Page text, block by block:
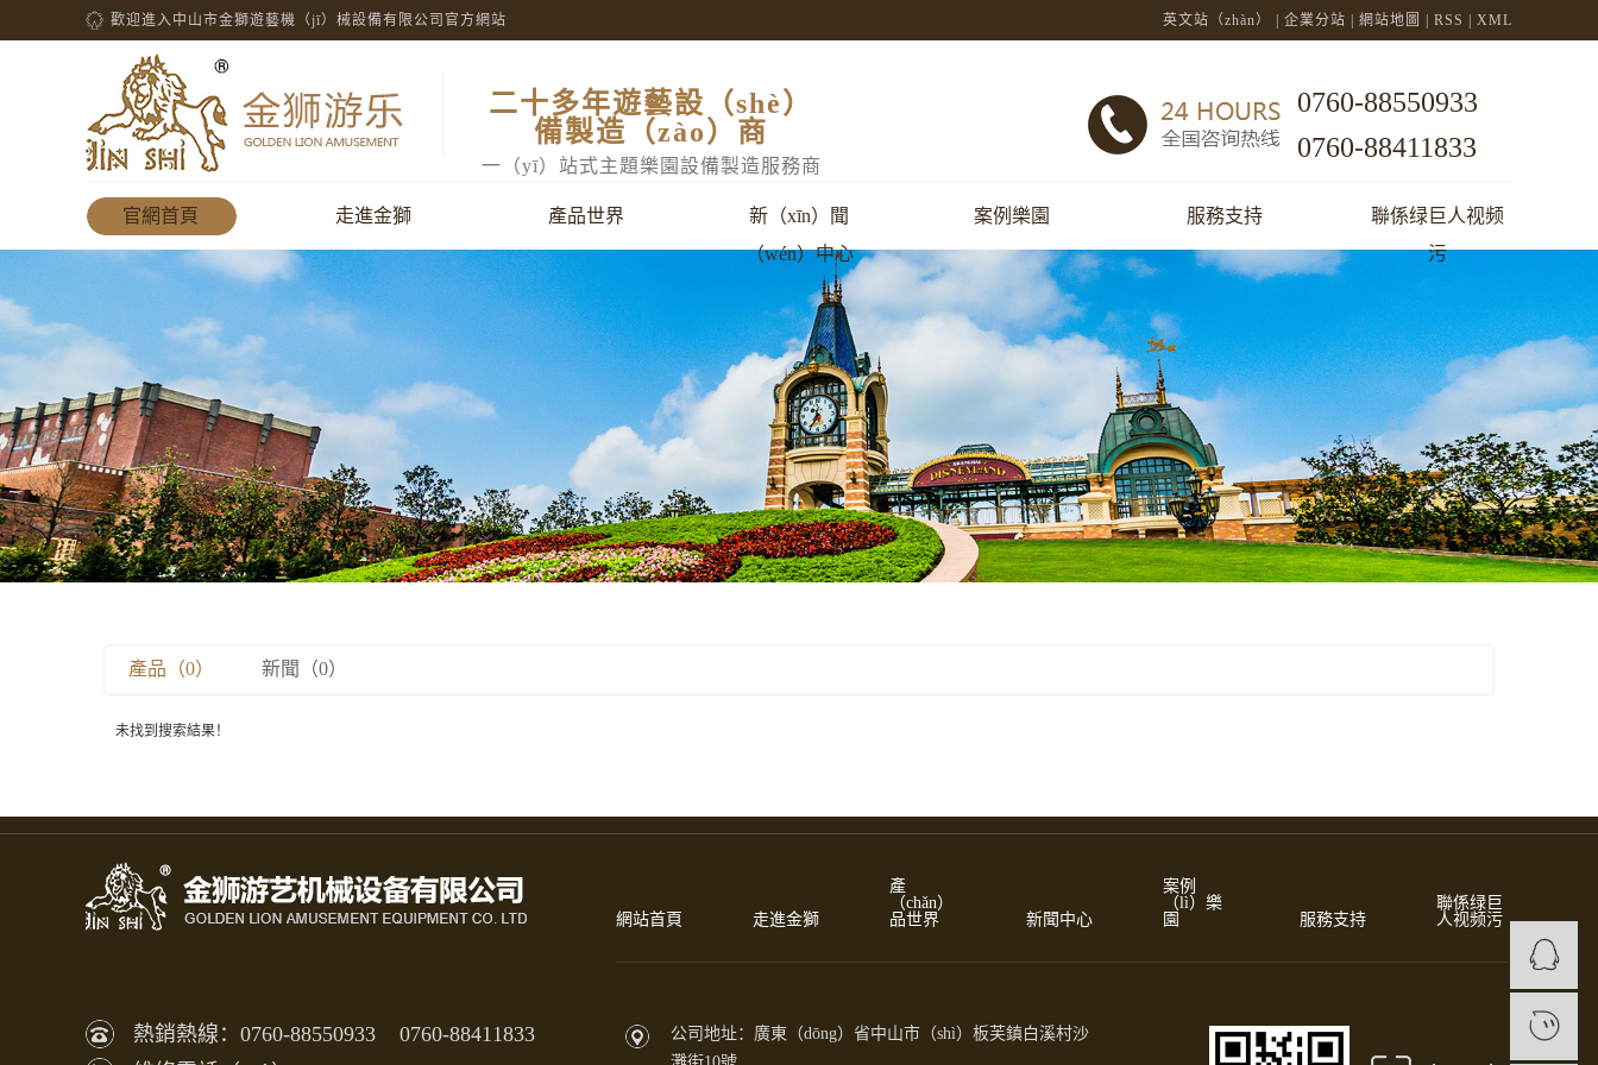
歡迎進入中山市金獅遊藝機（jī）械設備有限公司官方網站 英文站（zhàn） 企業分站 網站地圖 RSS XML
二十多年遊藝設（shè）
備製造（zào）商
一（yī）站式主題樂園設備製造服務商
0760-88550933
0760-88411833
官網首頁 走進金獅 產品世界
新（xīn）聞
（wén）中心
案例樂園 服務支持
聯係绿巨人视频
污
產品（0） 新聞（0）
未找到搜索結果！
網站首頁 走進金獅
產
（chǎn）
品世界
新聞中心
案例
（lì）樂
園
服務支持
聯係绿巨
人视频污
熱銷熱線：0760-88550933 0760-88411833
公司地址：廣東（dōng）省中山市（shì）板芙鎮白溪村沙